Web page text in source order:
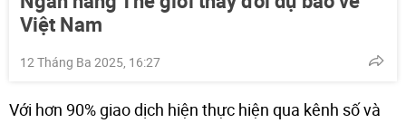
Việt Nam
12 Tháng Ba 2025, 16:27
Với hơn 90% giao dịch hiện thực hiện qua kênh số và